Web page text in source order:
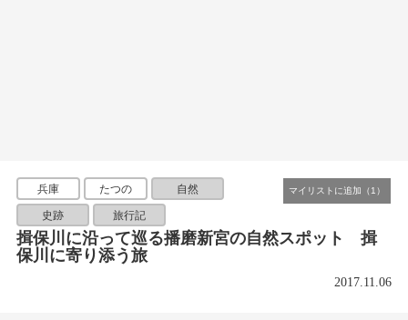
兵庫 たつの 自然
史跡 旅行記
揖保川に沿って巡る播磨新宮の自然スポット 揖
保川に寄り添う旅
2017.11.06